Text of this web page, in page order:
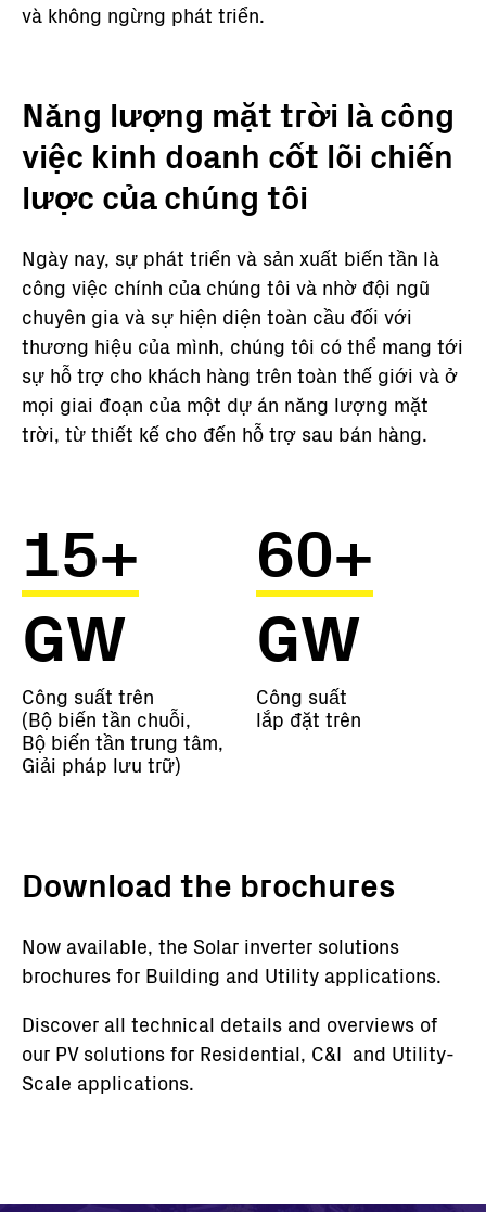
và không ngừng phát triển.
Năng lượng mặt trời là công
việc kinh doanh cốt lõi chiến
lược của chúng tôi
Ngày nay, sự phát triển và sản xuất biến tần là
công việc chính của chúng tôi và nhờ đội ngũ
chuyên gia và sự hiện diện toàn cầu đối với
thương hiệu của mình, chúng tôi có thể mang tới
sự hỗ trợ cho khách hàng trên toàn thế giới và ở
mọi giai đoạn của một dự án năng lượng mặt
trời, từ thiết kế cho đến hỗ trợ sau bán hàng.
15+
GW
Công suất trên
(Bộ biến tần chuỗi,
Bộ biến tần trung tâm,
Giải pháp lưu trữ)
60+
GW
Công suất
lắp đặt trên
Download the brochures
Now available, the Solar inverter solutions
brochures for Building and Utility applications.
Discover all technical details and overviews of
our PV solutions for Residential, C&I and Utility-
Scale applications.